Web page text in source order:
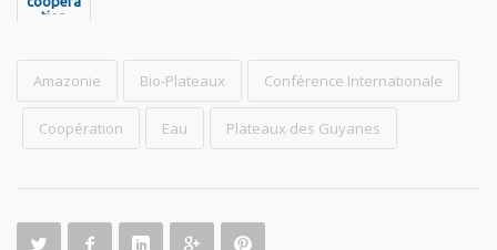
tion
matière
de
municati
ons et
Amazonie Bio-Plateaux Conférence Internationale
Coopération Eau Plateaux des Guyanes